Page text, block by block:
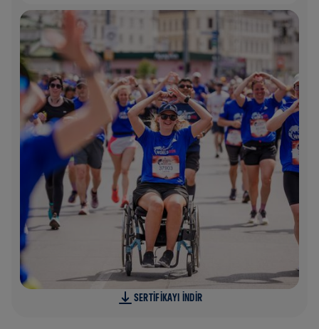
SERTIFIKAYI INDIR